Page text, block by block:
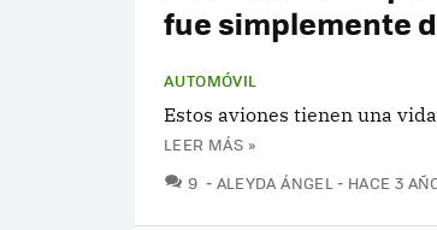
fue simplemente
AUTOMÓVIL
Estos aviones tienen una
LEER MÁS »
9 COMENTARIOS
ALEYDA ÁNGEL HACE 3